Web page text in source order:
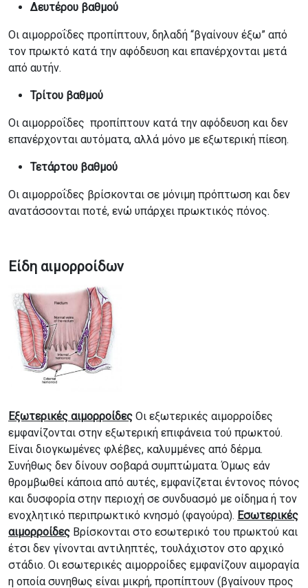
Δευτέρου βαθμού
Οι αιμορροΐδες προπίπτουν, δηλαδή “βγαίνουν έξω” από
τον πρωκτό κατά την αφόδευση και επανέρχονται μετά
από αυτήν.
Τρίτου βαθμού
Οι αιμορροΐδες προπίπτουν κατά την αφόδευση και δεν
επανέρχονται αυτόματα, αλλά μόνο με εξωτερική πίεση.
Τετάρτου βαθμού
Οι αιμορροΐδες βρίσκονται σε μόνιμη πρόπτωση και δεν
ανατάσσονται ποτέ, ενώ υπάρχει πρωκτικός πόνος.
Είδη αιμορροίδων
Εξωτερικές αιμορροίδες Οι εξωτερικές αιμορροίδες
εμφανίζονται στην εξωτερική επιφάνεια τού πρωκτού.
Είναι διογκωμένες φλέβες, καλυμμένες από δέρμα.
Συνήθως δεν δίνουν σοβαρά συμπτώματα. Όμως εάν
θρομβωθεί κάποια από αυτές, εμφανίζεται έντονος πόνος
και δυσφορία στην περιοχή σε συνδυασμό με οίδημα ή τον
ενοχλητικό περιπρωκτικό κνησμό (φαγούρα). Εσωτερικές
αιμορροίδες Βρίσκονται στο εσωτερικό του πρωκτού και
έτσι δεν γίνονται αντιληπτές, τουλάχιστον στο αρχικό
στάδιο. Οι εσωτερικές αιμορροίδες εμφανίζουν αιμοραγία
η οποία συνηθως είναι μικρή, προπίπτουν (βγαίνουν προς